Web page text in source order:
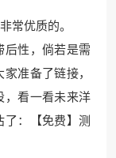
常优质的。
后性，倘若是需
准备了链接，
，看一看未来洋
：【免费】测